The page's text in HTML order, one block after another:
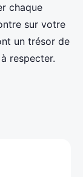
chaque
sur votre
un trésor de
respecter.